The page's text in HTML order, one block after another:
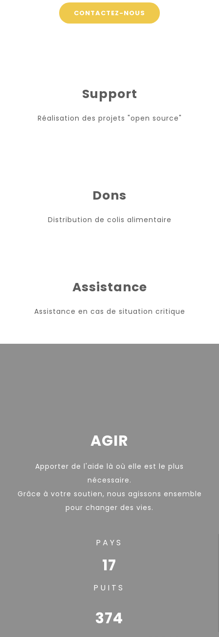
CONTACTEZ-NOUS
Support
Réalisation des projets "open source"
Dons
Distribution de colis alimentaire
Assistance
Assistance en cas de situation critique
AGIR
Apporter de l'aide là où elle est le plus
nécessaire.
Grâce à votre soutien, nous agissons ensemble
pour changer des vies.
PAYS
17
PUITS
374